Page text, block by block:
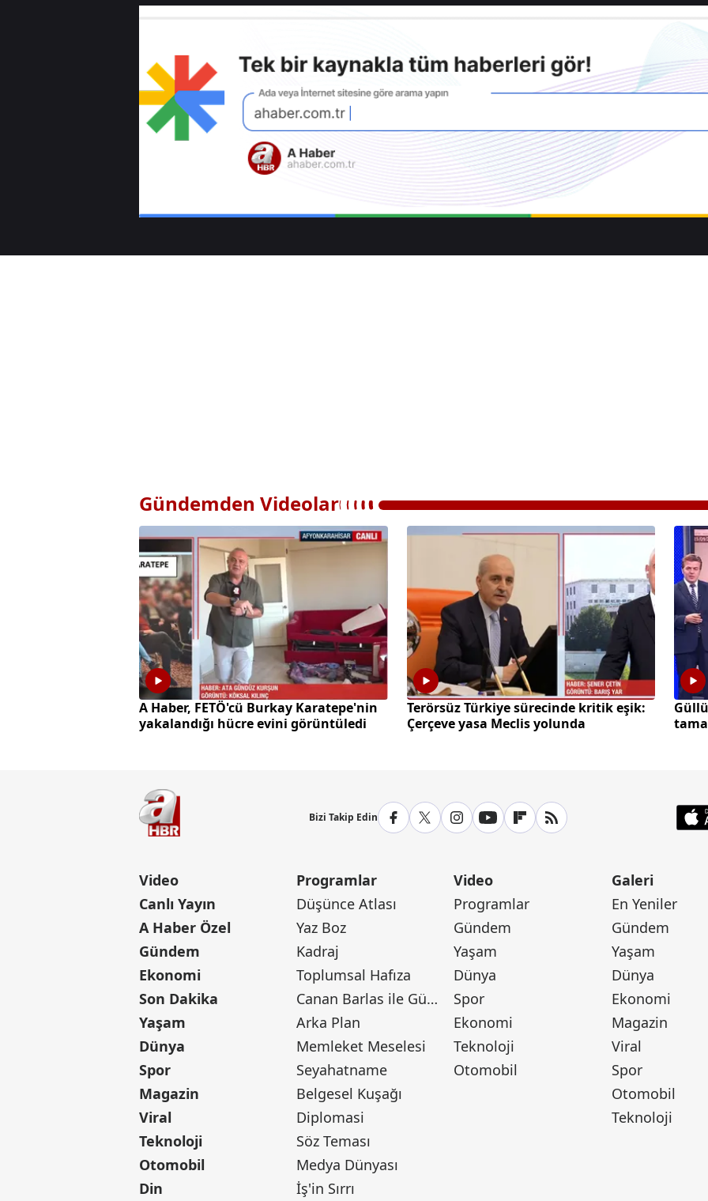
Gündemden Videolar
A Haber, FETÖ'cü Burkay Karatepe'nin
yakalandığı hücre evini görüntüledi
Terörsüz Türkiye sürecinde kritik eşik:
Çerçeve yasa Meclis yolunda
Bizi Takip Edin
Video
Canlı Yayın
A Haber Özel
Gündem
Ekonomi
Son Dakika
Yaşam
Dünya
Spor
Magazin
Viral
Teknoloji
Otomobil
Din
Programlar
Düşünce Atlası
Yaz Boz
Kadraj
Toplumsal Hafıza
Canan Barlas ile Gündem
Arka Plan
Memleket Meselesi
Seyahatname
Belgesel Kuşağı
Diplomasi
Söz Teması
Medya Dünyası
İş'in Sırrı
Video
Programlar
Gündem
Yaşam
Dünya
Spor
Ekonomi
Teknoloji
Otomobil
Galeri
En Yeniler
Gündem
Yaşam
Dünya
Ekonomi
Magazin
Viral
Spor
Otomobil
Teknoloji